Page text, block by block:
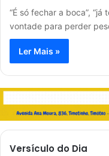
“É só fechar a boca”,
vontade para perder
Ler Mais »
Versículo do Dia